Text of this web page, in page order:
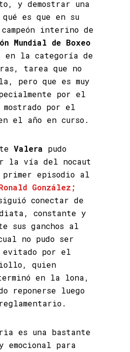
y demostrar una
qué es que en su
campeón interino de
Mundial de Boxeo
en la categoría de
tarea que no
pero que es muy
por el
mostrado por el
el año en curso.
Valera pudo
la vía del nocaut
primer episodio al
González;
conectar de
constante y
sus ganchos al
no pudo ser
evitado por el
quien
en la lona,
reponerse luego
es una bastante
emocional para